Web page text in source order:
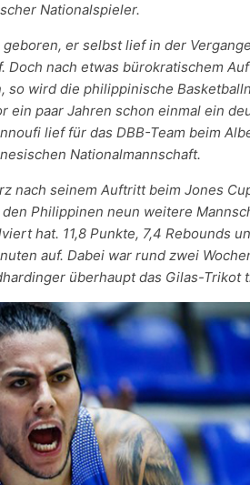
Nationalspieler.
er selbst lief in der
Doch nach etwas bürokratischem
so wird die philippinische
ein paar Jahren schon einmal ein
lief für das DBB-Team beim
Nationalmannschaft.
nach seinem Auftritt beim Jones
Philippinen neun weitere
hat. 11,8 Punkte, 7,4 Rebounds
auf. Dabei war rund zwei
überhaupt das Gilas-Trikot